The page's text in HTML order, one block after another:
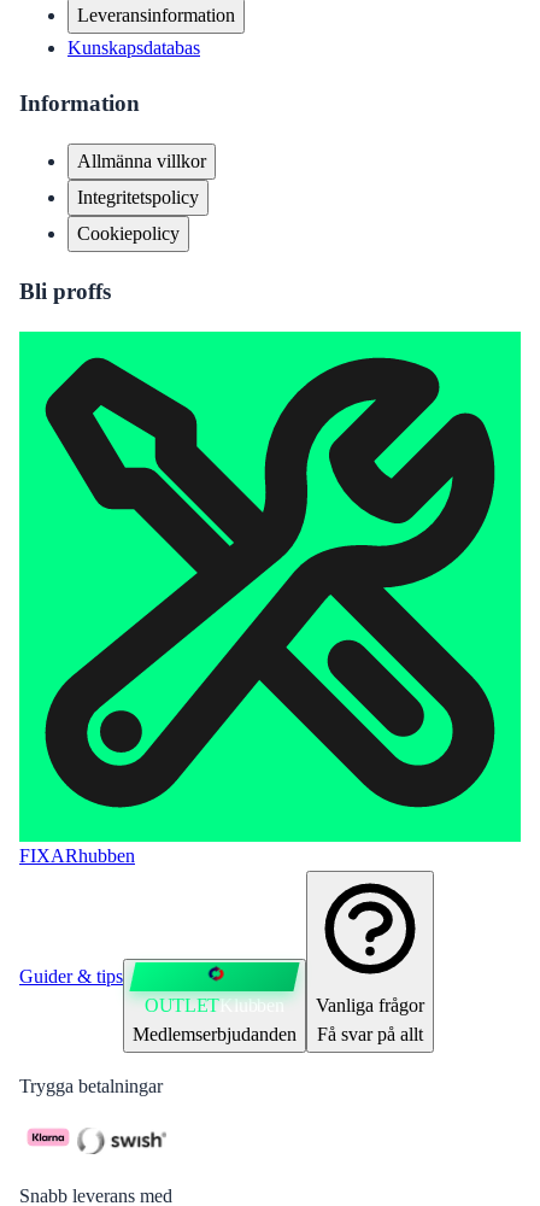
Leveransinformation
Kunskapsdatabas
Information
Allmänna villkor
Integritetspolicy
Cookiepolicy
Bli proffs
FIXARhubben
Guider & tips
OUTLETKlubben
Medlemserbjudanden
Vanliga frågor
Få svar på allt
Trygga betalningar
Snabb leverans med